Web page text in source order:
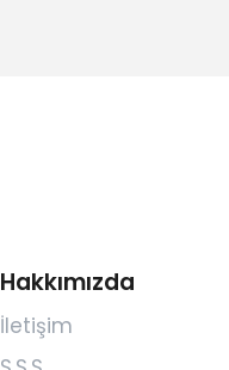
Hakkımızda
İletişim